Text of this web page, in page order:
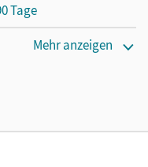
Tage
testen.
Mehr anzeigen